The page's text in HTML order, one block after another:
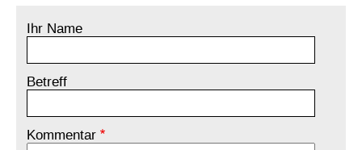
Ihr Name
Betreff
Kommentar